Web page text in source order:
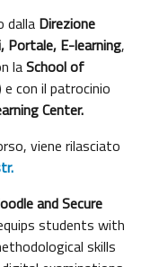
dalla Direzione
E-learning,
laSchool of
e con il patrocinio
Center.
viene rilasciato
and Secure
students with
skills